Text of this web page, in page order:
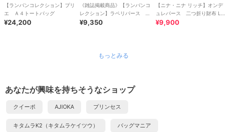
【ランバンコレクション】プリ
エ Ａ４トートバッグ
¥24,200
《雑誌掲載商品》【ランバンコ
レクション】ラペリパース
BOX小銭入れ
¥9,350
【ニナ・ニナ リッチ】オンデ
ュレパース 二つ折り財布 L字
ファスナー小銭入れタイプ
¥9,900
もっとみる
あなたが興味を持ちそうなショップ
クイーポ AJIOKA プリンセス
キタムラK2（キタムラケイツウ） バッグマニア